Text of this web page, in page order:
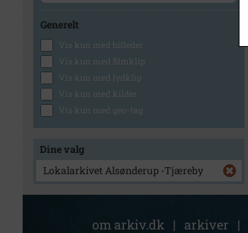
Generelt
Vis kun med billeder
Vis kun med filmklip
Vis kun med lydklip
Vis kun med kilder
Vis kun med geo-tag
Dine valg
Lokalarkivet Alsønderup -Tjæreby
om arkiv.dk | arkiver |